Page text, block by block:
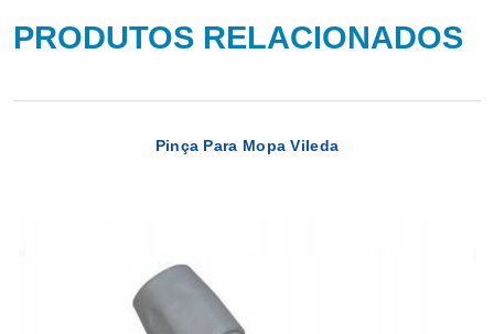
PRODUTOS RELACIONADOS
Pinça Para Mopa Vileda